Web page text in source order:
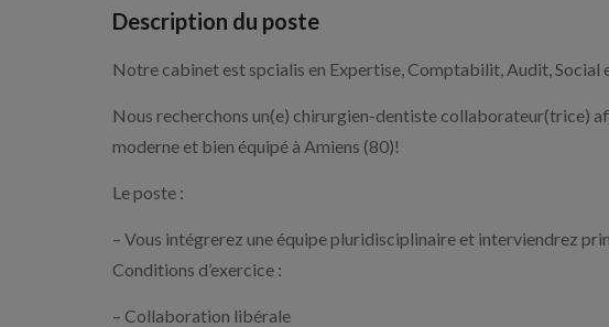
Description du poste
Notre cabinet est spcialis en Expertise, Comptabilit, Audit, Social
Nous recherchons un(e) chirurgien-dentiste collaborateur(trice)
moderne et bien équipé à Amiens (80)!
Le poste :
– Vous intégrerez une équipe pluridisciplinaire et interviendrez
Conditions d’exercice :
– Collaboration libérale